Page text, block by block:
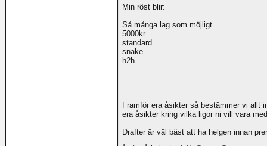
Min röst blir:
Så många lag som möjligt
5000kr
standard
snake
h2h
Framför era åsikter så bestämmer vi allt
era åsikter kring vilka ligor ni vill vara
Drafter är väl bäst att ha helgen innan